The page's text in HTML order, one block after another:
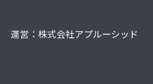
運営：株式会社アプルーシッド